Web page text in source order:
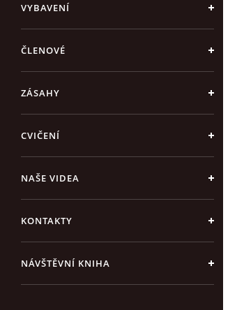
VYBAVENÍ
ČLENOVÉ
ZÁSAHY
CVIČENÍ
NAŠE VIDEA
KONTAKTY
NÁVŠTĚVNÍ KNIHA